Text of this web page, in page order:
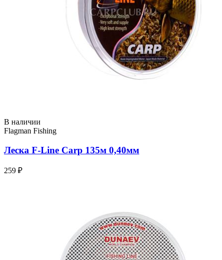
В наличии
Flagman Fishing
Леска F-Line Carp 135м 0,40мм
259 ₽